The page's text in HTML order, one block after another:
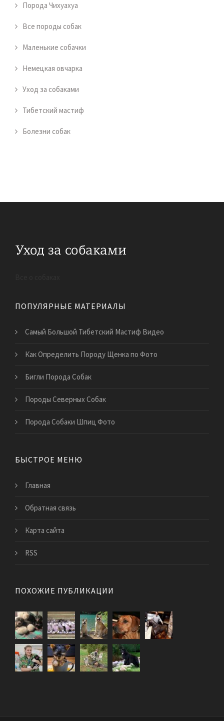
Порода Чихуахуа
Все породы собак
Маленькие собачки
Немецкая овчарка
Уход за собаками
Тибетский мастиф
Болезни собак
ПОПУЛЯРНЫЕ МАТЕРИАЛЫ
Самый Большой Тибетский Мастиф Видео
Как Определить Породу Щенка по Фото
Бигли Порода Собак
Породы Северных Собак
Порода Собаки Шпиц Фото
БЫСТРОЕ МЕНЮ
Главная
Обратная связь
Карта сайта
RSS
ПОХОЖИЕ ПУБЛИКАЦИИ